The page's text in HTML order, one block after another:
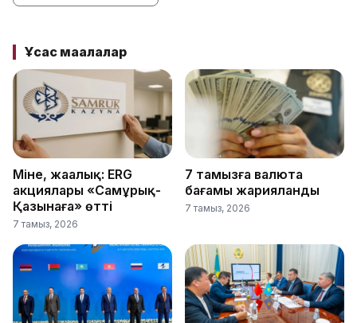
Ұқсас мақалалар
Міне, жаңалық: ERG
акциялары «Самұрық-
Қазынаға» өтті
7 тамыз, 2026
7 тамызға валюта
бағамы жарияланды
7 тамыз, 2026